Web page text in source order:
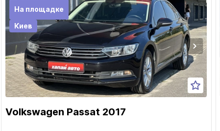
На площадке
Киев
Volkswagen Passat 2017